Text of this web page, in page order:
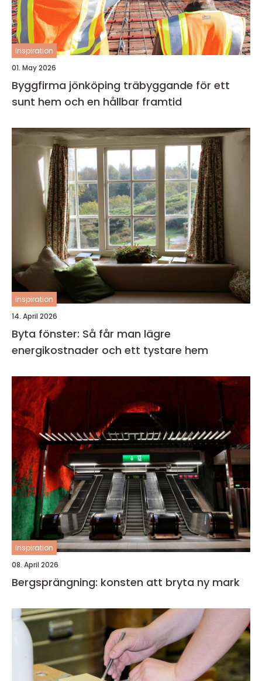
inspiration
01. May 2026
Byggfirma jönköping träbyggande för ett
sunt hem och en hållbar framtid
inspiration
14. April 2026
Byta fönster: Så får man lägre
energikostnader och ett tystare hem
inspiration
08. April 2026
Bergsprängning: konsten att bryta ny mark